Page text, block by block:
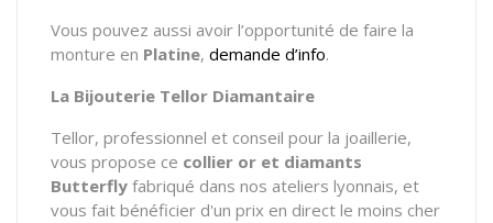
Vous pouvez aussi avoir l’opportunité de faire la
monture en Platine, demande d’info.
La Bijouterie Tellor Diamantaire
Tellor, professionnel et conseil pour la joaillerie,
vous propose ce collier or et diamants
Butterfly fabriqué dans nos ateliers lyonnais, et
vous fait bénéficier d'un prix en direct le moins cher